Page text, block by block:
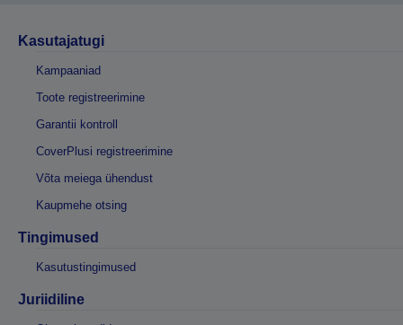
Kasutajatugi
Kampaaniad
Toote registreerimine
Garantii kontroll
CoverPlusi registreerimine
Võta meiega ühendust
Kaupmehe otsing
Tingimused
Kasutustingimused
Juriidiline